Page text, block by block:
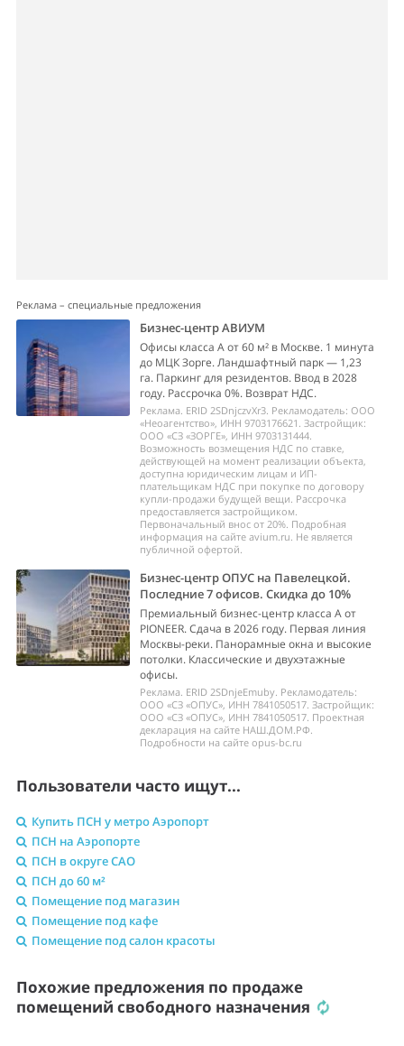
Реклама – специальные предложения
Бизнес-центр АВИУМ
Офисы класса А от 60 м² в Москве. 1 минута
до МЦК Зорге. Ландшафтный парк — 1,23
га. Паркинг для резидентов. Ввод в 2028
году. Рассрочка 0%. Возврат НДС.
Реклама. ERID 2SDnjczvXr3. Рекламодатель: ООО
«Неоагентство», ИНН 9703176621. Застройщик:
ООО «СЗ «ЗОРГЕ», ИНН 9703131444.
Возможность возмещения НДС по ставке,
действующей на момент реализации объекта,
доступна юридическим лицам и ИП-
плательщикам НДС при покупке по договору
купли-продажи будущей вещи. Рассрочка
предоставляется застройщиком.
Первоначальный внос от 20%. Подробная
информация на сайте avium.ru. Не является
публичной офертой.
Бизнес-центр ОПУС на Павелецкой.
Последние 7 офисов. Скидка до 10%
Премиальный бизнес-центр класса А от
PIONEER. Сдача в 2026 году. Первая линия
Москвы-реки. Панорамные окна и высокие
потолки. Классические и двухэтажные
офисы.
Реклама. ERID 2SDnjeEmuby. Рекламодатель:
ООО «СЗ «ОПУС», ИНН 7841050517. Застройщик:
ООО «СЗ «ОПУС», ИНН 7841050517. Проектная
декларация на сайте НАШ.ДОМ.РФ.
Подробности на сайте opus-bc.ru
Пользователи часто ищут...
Купить ПСН у метро Аэропорт
ПСН на Аэропорте
ПСН в округе САО
ПСН до 60 м²
Помещение под магазин
Помещение под кафе
Помещение под салон красоты
Похожие предложения по продаже
помещений свободного назначения